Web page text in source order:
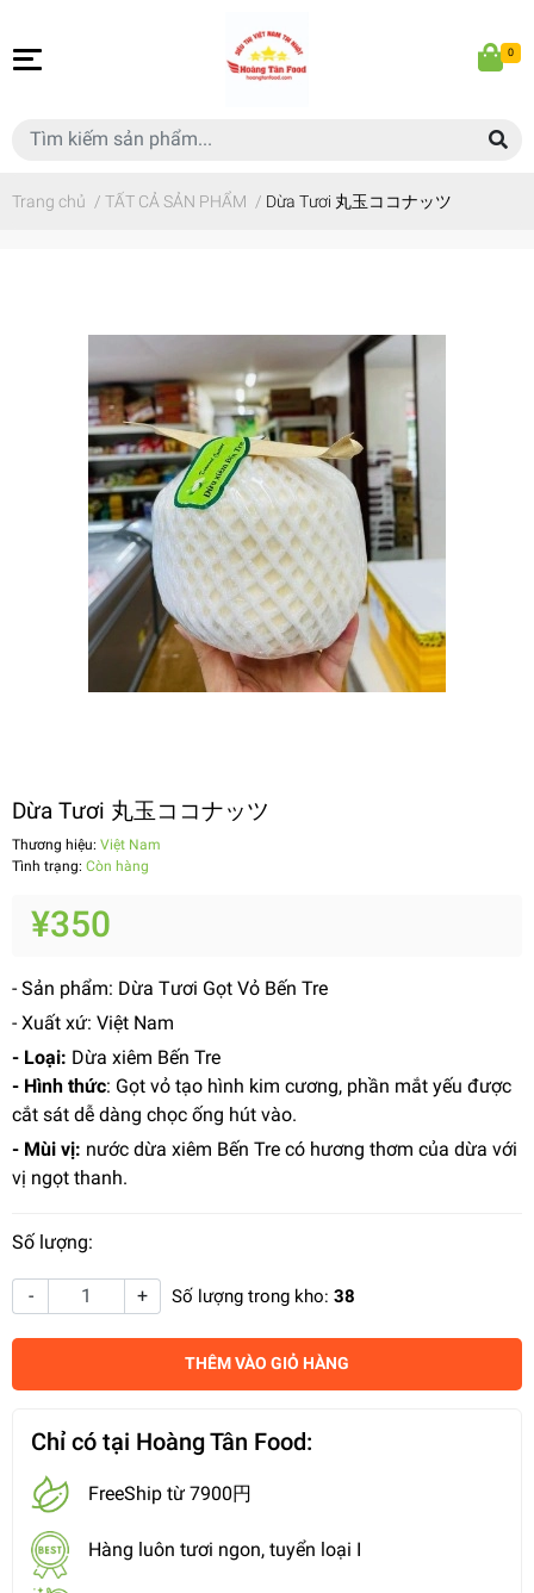
0
Trang chủ / TẤT CẢ SẢN PHẨM / Dừa Tươi 丸玉ココナッツ
Dừa Tươi 丸玉ココナッツ
Thương hiệu: Việt Nam
Tình trạng: Còn hàng
¥350
- Sản phẩm: Dừa Tươi Gọt Vỏ Bến Tre
- Xuất xứ: Việt Nam
- Loại: Dừa xiêm Bến Tre
- Hình thức: Gọt vỏ tạo hình kim cương, phần mắt yếu được
cắt sát dễ dàng chọc ống hút vào.
- Mùi vị: nước dừa xiêm Bến Tre có hương thơm của dừa với
vị ngọt thanh.
Số lượng:
- + Số lượng trong kho: 38
THÊM VÀO GIỎ HÀNG
Chỉ có tại Hoàng Tân Food:
FreeShip từ 7900円
Hàng luôn tươi ngon, tuyển loại I